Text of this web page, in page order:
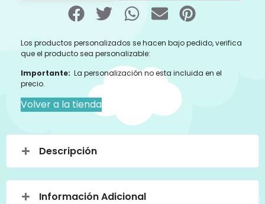
Los productos personalizados se hacen bajo pedido, verifica
que el producto sea personalizable:
Importante: La personalización no esta incluida en el
precio.
Volver a la tienda
Descripción
Información Adicional